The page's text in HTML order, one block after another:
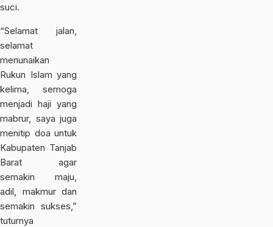
suci.
“Selamat jalan,
selamat
menunaikan
Rukun Islam yang
kelima, semoga
menjadi haji yang
mabrur, saya juga
menitip doa untuk
Kabupaten Tanjab
Barat agar
semakin maju,
adil, makmur dan
semakin sukses,”
tuturnya